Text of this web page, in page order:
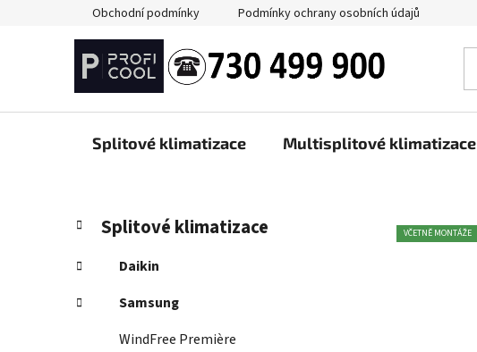
Obchodní podmínky Podmínky ochrany osobních údajů
Splitové klimatizace Multisplitové klimatizace
P
s
r
Přeskočit
kategorie
K
a
e
g
o
Splitové klimatizace
Daikin
Samsung
WindFree Première
VČETNĚ MONTÁŽE